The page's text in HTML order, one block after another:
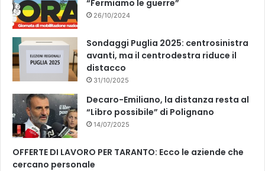
“Fermiamo le guerre”
26/10/2024
Sondaggi Puglia 2025: centrosinistra
avanti, ma il centrodestra riduce il
distacco
31/10/2025
Decaro-Emiliano, la distanza resta al
“Libro possibile” di Polignano
14/07/2025
OFFERTE DI LAVORO PER TARANTO: Ecco le aziende che
cercano personale